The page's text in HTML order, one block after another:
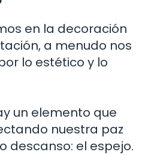
en la decoración
a menudo nos
lo estético y lo
un elemento que
nuestra paz
descanso: el espejo.